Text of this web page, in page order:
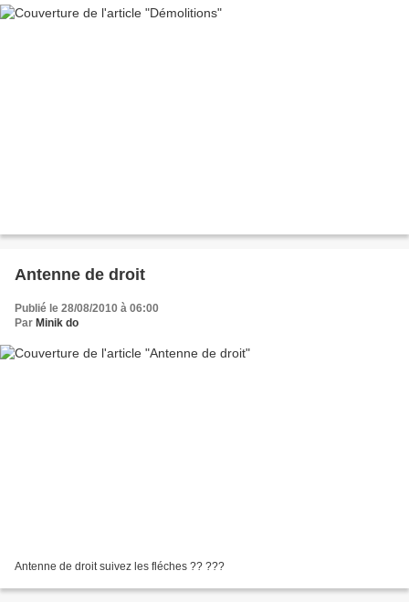
Antenne de droit
Publié le 28/08/2010 à 06:00
Par Minik do
Antenne de droit suivez les fléches ?? ???